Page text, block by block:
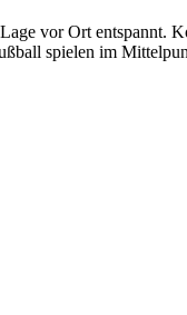
vor Ort entspannt.
spielen im